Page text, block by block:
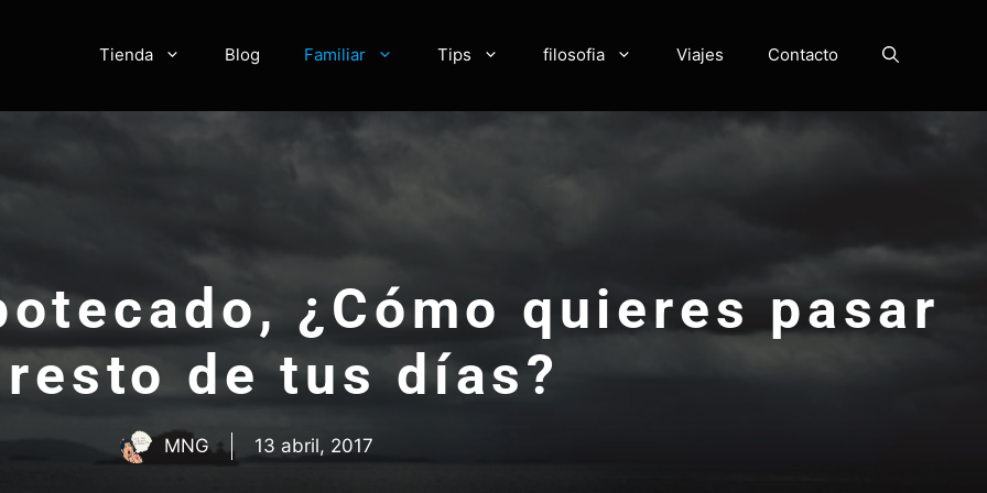
Tienda Blog Familiar Tips filosofia Viajes Contacto
¿Cómo quieres pasar
de tus días?
MNG 13 abril, 2017